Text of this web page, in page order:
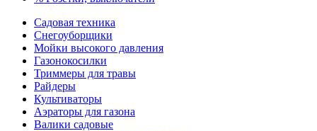
Садовая техника
Снегоуборщики
Мойки высокого давления
Газонокосилки
Триммеры для травы
Райдеры
Культиваторы
Аэраторы для газона
Валики садовые